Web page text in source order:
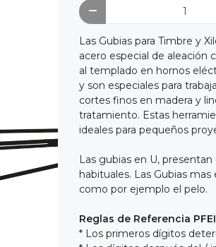
Las Gubias para Timbre y
acero especial de aleación
al templado en hornos
y son especiales para
cortes finos en madera y
tratamiento. Estas
ideales para pequeños
Las gubias en U,
habituales. Las Gubias
como por ejemplo el pelo.
Reglas de Referencia
* Los primeros dígitos